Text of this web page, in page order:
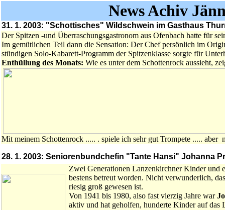
News Achiv
31. 1. 2003: "Schottisches" Wildschwein im Gasthaus
Der Spitzen -und Überraschungsgastronom aus Ofenbach hatte für
Im gemütlichen Teil dann die Sensation: Der Chef persönlich im
stündigen Solo-Kabarett-Programm der Spitzenklasse sorgte für
Enthüllung des Monats: Wie es unter dem Schottenrock aussieht,
Mit meinem Schottenrock ..... . spiele ich sehr gut Trompete .....
28. 1. 2003: Seniorenbundchefin "Tante Hansi" Johanna
Zwei Generationen Lanzenkirchner Kinder und
bestens betreut worden. Nicht verwunderlich,
riesig groß gewesen ist.
Von 1941 bis 1980, also fast vierzig Jahre war
aktiv und hat geholfen, hunderte Kinder auf das